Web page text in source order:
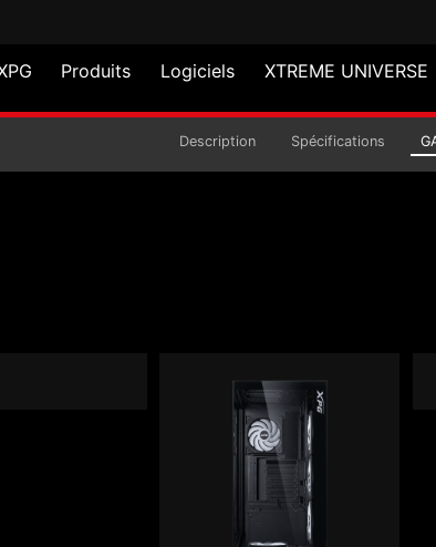
Produits Logiciels XTREME UNIVERSE
INVADER X BTF
Description Spécifications